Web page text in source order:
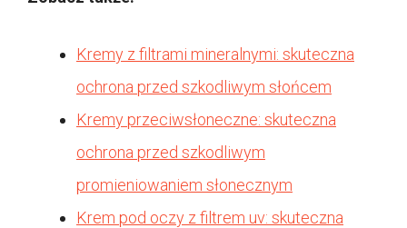
Kremy z filtrami mineralnymi: skuteczna
ochrona przed szkodliwym słońcem
Kremy przeciwsłoneczne: skuteczna
ochrona przed szkodliwym
promieniowaniem słonecznym
Krem pod oczy z filtrem uv: skuteczna